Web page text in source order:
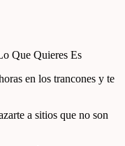
Que Quieres Es
a sitios que no son